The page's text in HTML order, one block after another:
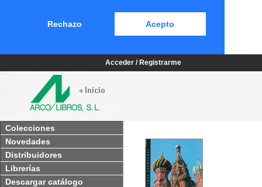
Rechazo Acepto
Acceder / Registrarme
Colecciones
Novedades
Distribuidores
Librerías
Descargar catálogo